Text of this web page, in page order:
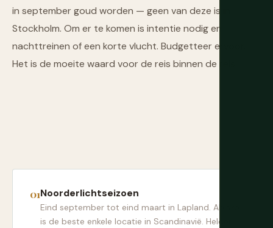
in september goud worden — geen van deze is in
Stockholm. Om er te komen is intentie nodig en
nachttreinen of een korte vlucht. Budgetteer ervoor.
Het is de moeite waard voor de reis binnen de reis.
Noorderlichtseizoen
Eind september tot eind maart in Lapland. Abisko
is de beste enkele locatie in Scandinavië. Helder